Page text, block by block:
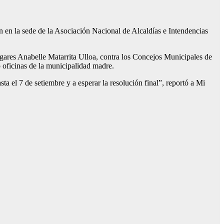
la sede de la Asociación Nacional de Alcaldías e Intendencias
Anabelle Matarrita Ulloa, contra los Concejos Municipales de
de la municipalidad madre.
el 7 de setiembre y a esperar la resolución final”, reportó a Mi